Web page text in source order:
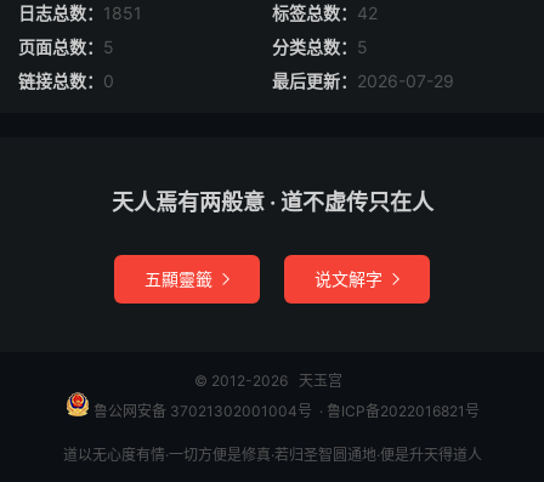
日志总数： 1851 标签总数： 42
页面总数： 5 分类总数： 5
链接总数： 0 最后更新： 2026-07-29
天人焉有两般意 · 道不虚传只在人
五顯靈籤  说文解字 
© 2012-2026 天玉宫
鲁公网安备 37021302001004号 ​​​ · 鲁ICP备2022016821号
道以无心度有情·一切方便是修真·若归圣智圆通地·便是升天得道人